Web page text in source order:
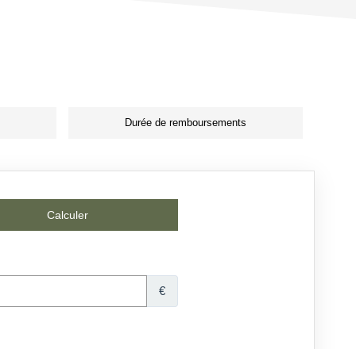
Durée de remboursements